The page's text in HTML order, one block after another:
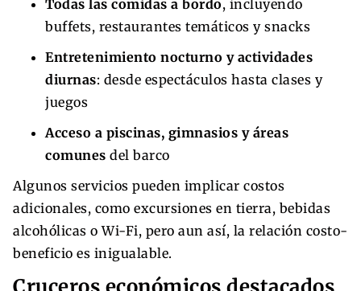
Todas las comidas a bordo, incluyendo
buffets, restaurantes temáticos y snacks
Entretenimiento nocturno y actividades
diurnas: desde espectáculos hasta clases y
juegos
Acceso a piscinas, gimnasios y áreas
comunes del barco
Algunos servicios pueden implicar costos
adicionales, como excursiones en tierra, bebidas
alcohólicas o Wi-Fi, pero aun así, la relación costo-
beneficio es inigualable.